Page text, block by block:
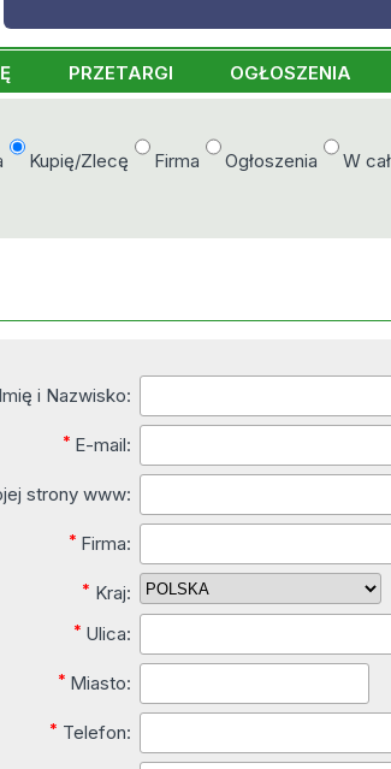
PRZETARGI OGŁOSZENIA
Kupię/Zlecę Firma Ogłoszenia W
Imię i Nazwisko:
* E-mail:
strony www:
* Firma:
* Kraj:
* Ulica:
* Miasto:
* Telefon: